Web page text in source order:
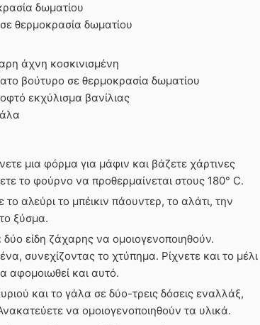
δωματίου
θερμοκρασία δωματίου
άχνη κοσκινισμένη
βούτυρο σε θερμοκρασία δωματίου
εκχύλισμα βανίλιας
μια φόρμα για μάφιν και βάζετε χάρτινες
το φούρνο να προθερμαίνεται στους 180° C.
αλεύρι το μπέικιν πάουντερ, το αλάτι, την
ξύσμα.
είδη ζάχαρης να ομοιογενοποιηθούν.
συνεχίζοντας το χτύπημα. Ρίχνετε και το μέλι
αφομοιωθεί και αυτό.
και το γάλα σε δύο-τρεις δόσεις εναλλάξ,
να ομοιογενοποιηθούν τα υλικά.